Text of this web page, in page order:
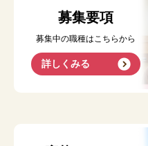
募集要項
募集中の職種はこちらから
詳しくみる